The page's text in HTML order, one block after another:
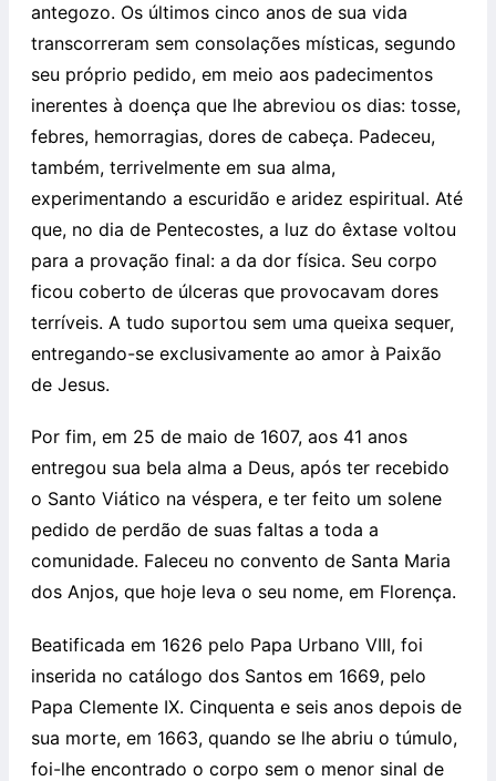
antegozo. Os últimos cinco anos de sua vida
transcorreram sem consolações místicas, segundo
seu próprio pedido, em meio aos padecimentos
inerentes à doença que lhe abreviou os dias: tosse,
febres, hemorragias, dores de cabeça. Padeceu,
também, terrivelmente em sua alma,
experimentando a escuridão e aridez espiritual. Até
que, no dia de Pentecostes, a luz do êxtase voltou
para a provação final: a da dor física. Seu corpo
ficou coberto de úlceras que provocavam dores
terríveis. A tudo suportou sem uma queixa sequer,
entregando-se exclusivamente ao amor à Paixão
de Jesus.
Por fim, em 25 de maio de 1607, aos 41 anos
entregou sua bela alma a Deus, após ter recebido
o Santo Viático na véspera, e ter feito um solene
pedido de perdão de suas faltas a toda a
comunidade. Faleceu no convento de Santa Maria
dos Anjos, que hoje leva o seu nome, em Florença.
Beatificada em 1626 pelo Papa Urbano VIII, foi
inserida no catálogo dos Santos em 1669, pelo
Papa Clemente IX. Cinquenta e seis anos depois de
sua morte, em 1663, quando se lhe abriu o túmulo,
foi-lhe encontrado o corpo sem o menor sinal de